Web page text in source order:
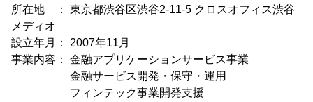
所在地 ： 東京都渋谷区渋谷2-11-5 クロスオフィス渋谷
メディオ
設立年月： 2007年11月
事業内容： 金融アプリケーションサービス事業
金融サービス開発・保守・運用
フィンテック事業開発支援